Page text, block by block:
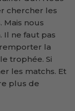
chercher les
Mais nous
Il ne faut pas
la
trophée. Si
les matchs. Et
plus de